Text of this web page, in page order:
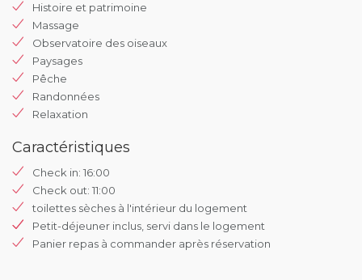
Histoire et patrimoine
Massage
Observatoire des oiseaux
Paysages
Pêche
Randonnées
Relaxation
Caractéristiques
Check in: 16:00
Check out: 11:00
toilettes sèches à l'intérieur du logement
Petit-déjeuner inclus, servi dans le logement
Panier repas à commander après réservation